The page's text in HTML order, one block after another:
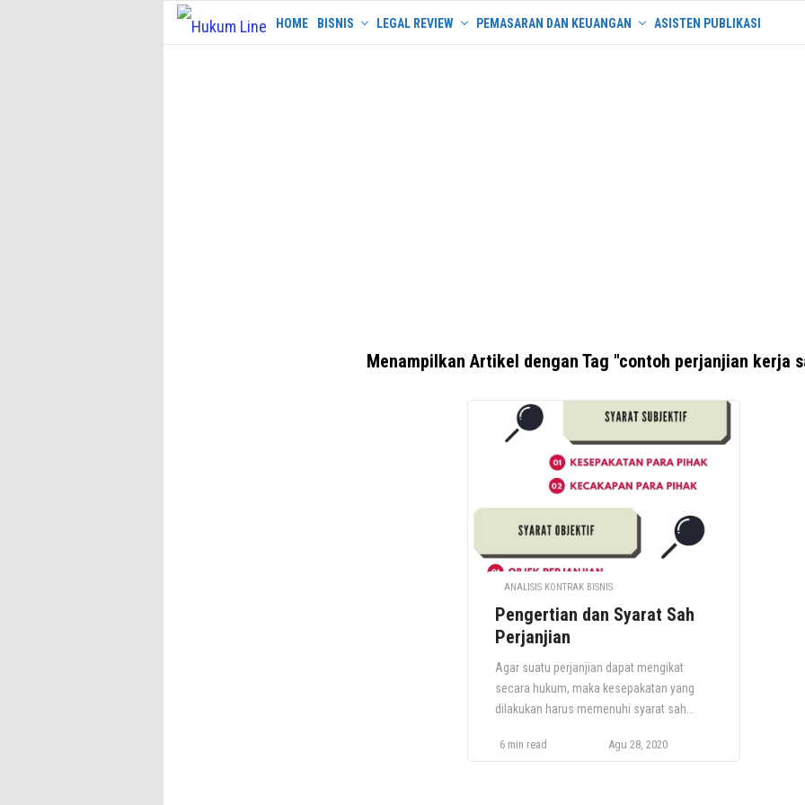
Skip
HOME BISNIS LEGAL REVIEW PEMASARAN DAN KEUANGAN ASISTEN PUBLIKASI
Menampilkan Artikel dengan Tag "contoh perjanjian kerja
ANALISIS KONTRAK BISNIS
Pengertian dan Syarat Sah
Perjanjian
Agar suatu perjanjian dapat mengikat
secara hukum, maka kesepakatan yang
dilakukan harus memenuhi syarat sah
dari perjanjian tersebut. Perjanjian atau
6 min read Agu 28, 2020